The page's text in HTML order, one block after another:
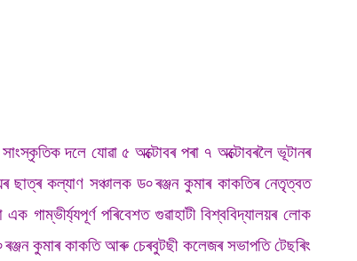
সাংস্কৃতিক দলে যোৱা ৫ অক্টোবৰ পৰা ৭ অক্টোবৰলৈ ভূটানৰ
ছাত্ৰ কল্যাণ সঞ্চালক ড‌৹ ৰঞ্জন কুমাৰ কাকতিৰ নেতৃত্বত
পৰিবেশত গুৱাহাটী বিশ্ববিদ্যালয়ৰ লোক
কুমাৰ কাকতি আৰু চেৰবুটছী কলেজৰ সভাপতি টেছৰিং